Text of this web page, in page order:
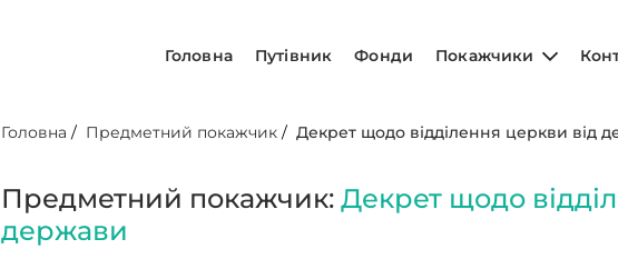
Головна Путівник Фонди Покажчики
Головна / Предметний покажчик /Декрет щодо відділення церкви від
Предметний покажчик:Декрет щодо
держави